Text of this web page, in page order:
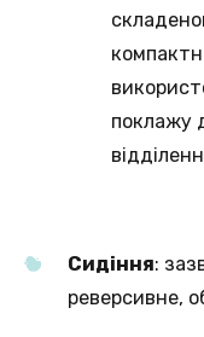
поклажу
Сидіння:
реверсивне,